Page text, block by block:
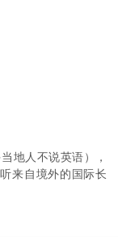
地人不说英语），
来自境外的国际长